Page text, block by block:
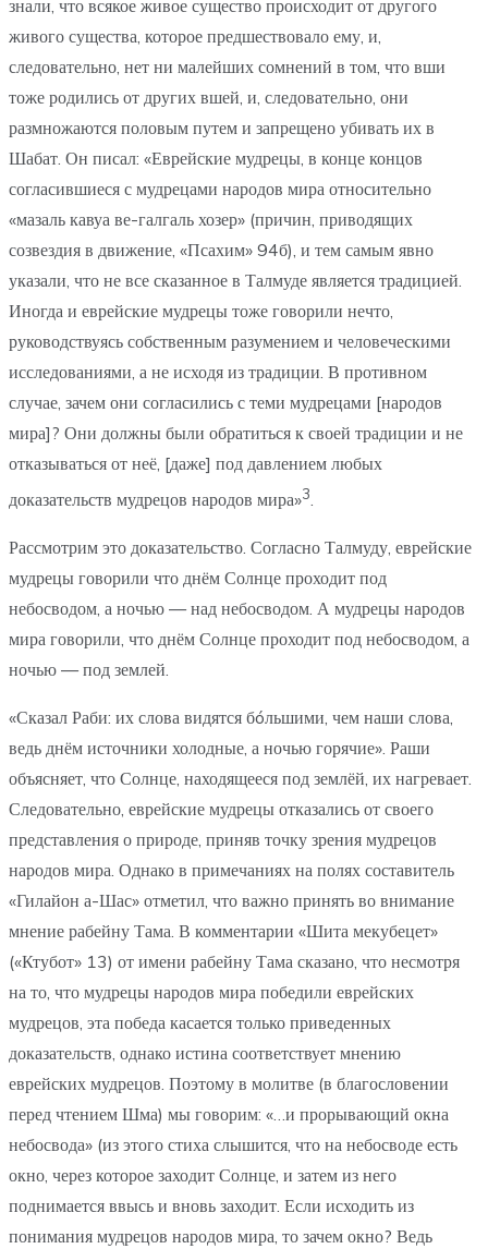
знали, что всякое живое существо происходит от другого
живого существа, которое предшествовало ему, и,
следовательно, нет ни малейших сомнений в том, что вши
тоже родились от других вшей, и, следовательно, они
размножаются половым путем и запрещено убивать их в
Шабат. Он писал: «Еврейские мудрецы, в конце концов
согласившиеся с мудрецами народов мира относительно
«мазаль кавуа ве-галгаль хозер» (причин, приводящих
созвездия в движение, «Псахим» 94б), и тем самым явно
указали, что не все сказанное в Талмуде является традицией.
Иногда и еврейские мудрецы тоже говорили нечто,
руководствуясь собственным разумением и человеческими
исследованиями, а не исходя из традиции. В противном
случае, зачем они согласились с теми мудрецами [народов
мира]? Они должны были обратиться к своей традиции и не
отказываться от неё, [даже] под давлением любых
доказательств мудрецов народов мира»3.
Рассмотрим это доказательство. Согласно Талмуду, еврейские
мудрецы говорили что днём Солнце проходит под
небосводом, а ночью — над небосводом. А мудрецы народов
мира говорили, что днём Солнце проходит под небосводом, а
ночью — под землей.
«Сказал Раби: их слова видятся бóльшими, чем наши слова,
ведь днём источники холодные, а ночью горячие». Раши
объясняет, что Солнце, находящееся под землёй, их нагревает.
Следовательно, еврейские мудрецы отказались от своего
представления о природе, приняв точку зрения мудрецов
народов мира. Однако в примечаниях на полях составитель
«Гилайон а-Шас» отметил, что важно принять во внимание
мнение рабейну Тама. В комментарии «Шита мекубецет»
(«Ктубот» 13) от имени рабейну Тама сказано, что несмотря
на то, что мудрецы народов мира победили еврейских
мудрецов, эта победа касается только приведенных
доказательств, однако истина соответствует мнению
еврейских мудрецов. Поэтому в молитве (в благословении
перед чтением Шма) мы говорим: «…и прорывающий окна
небосвода» (из этого стиха слышится, что на небосводе есть
окно, через которое заходит Солнце, и затем из него
поднимается ввысь и вновь заходит. Если исходить из
понимания мудрецов народов мира, то зачем окно? Ведь